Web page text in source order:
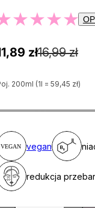
zł16,99 zł
200ml (1l = 59,45 zł)
redukcja
vegan